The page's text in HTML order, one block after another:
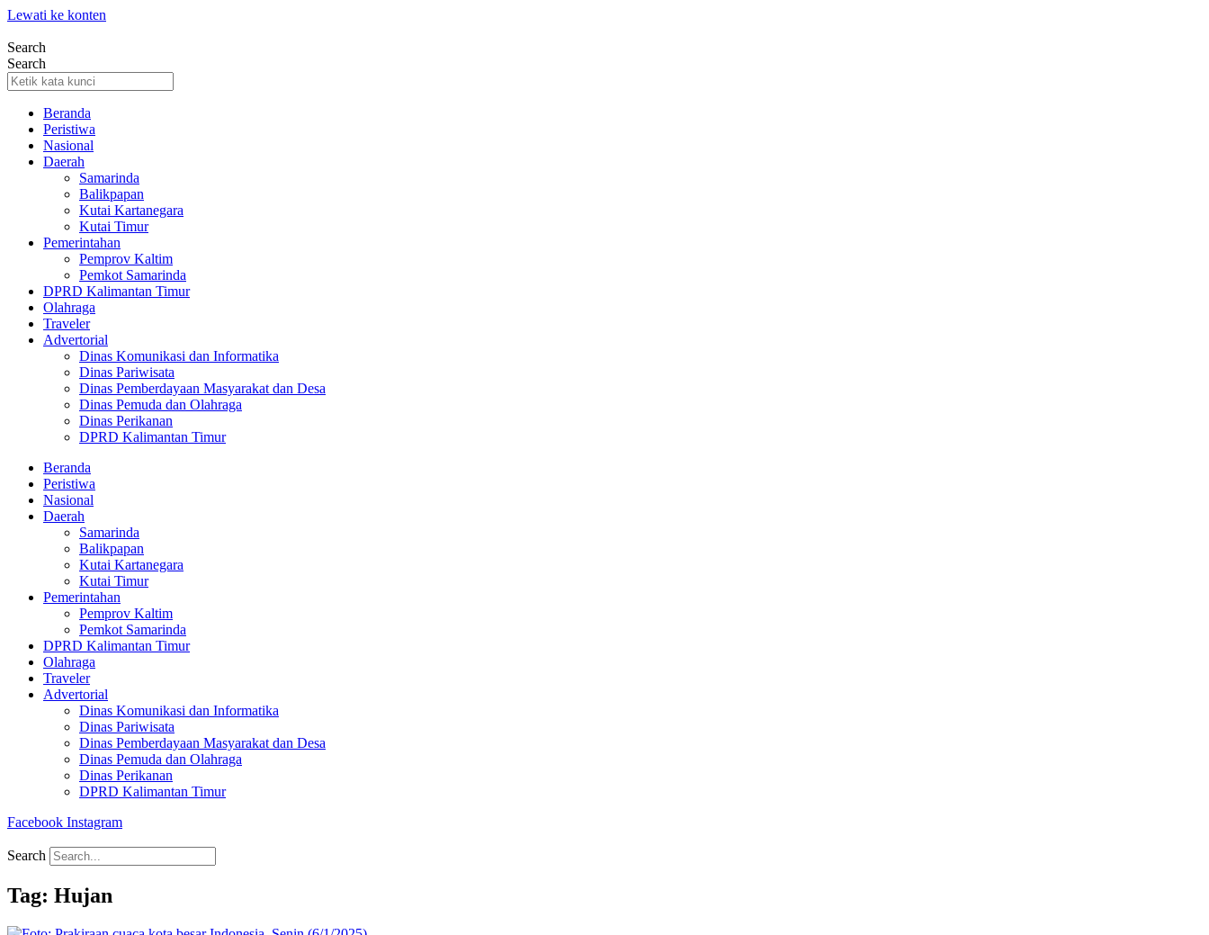
Lewati ke konten
Search
Search
Beranda
Peristiwa
Nasional
Daerah
Samarinda
Balikpapan
Kutai Kartanegara
Kutai Timur
Pemerintahan
Pemprov Kaltim
Pemkot Samarinda
DPRD Kalimantan Timur
Olahraga
Traveler
Advertorial
Dinas Komunikasi dan Informatika
Dinas Pariwisata
Dinas Pemberdayaan Masyarakat dan Desa
Dinas Pemuda dan Olahraga
Dinas Perikanan
DPRD Kalimantan Timur
Beranda
Peristiwa
Nasional
Daerah
Samarinda
Balikpapan
Kutai Kartanegara
Kutai Timur
Pemerintahan
Pemprov Kaltim
Pemkot Samarinda
DPRD Kalimantan Timur
Olahraga
Traveler
Advertorial
Dinas Komunikasi dan Informatika
Dinas Pariwisata
Dinas Pemberdayaan Masyarakat dan Desa
Dinas Pemuda dan Olahraga
Dinas Perikanan
DPRD Kalimantan Timur
Facebook Instagram
Search
Tag: Hujan